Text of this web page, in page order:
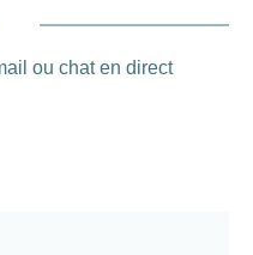
ou chat en direct